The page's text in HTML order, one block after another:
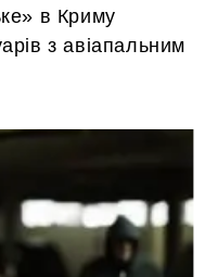
в Криму
з авіапальним